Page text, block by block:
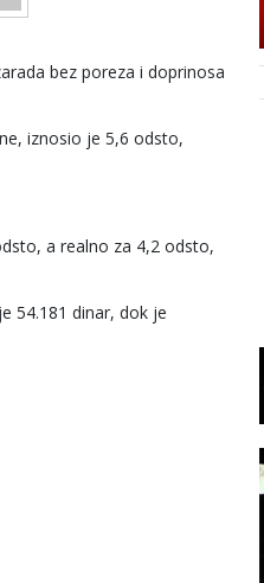
bez poreza i doprinosa
iznosio je 5,6 odsto,
a realno za 4,2 odsto,
54.181 dinar, dok je